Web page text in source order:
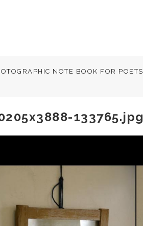
NOTE BOOK FOR POETS
133765.jpg